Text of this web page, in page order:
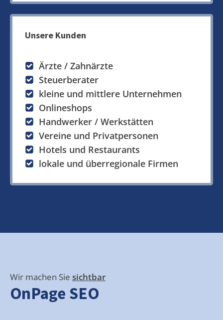
Unsere Kunden
Ärzte / Zahnärzte
Steuerberater
kleine und mittlere Unternehmen
Onlineshops
Handwerker / Werkstätten
Vereine und Privatpersonen
Hotels und Restaurants
lokale und überregionale Firmen
Wir machen Sie sichtbar
OnPage SEO